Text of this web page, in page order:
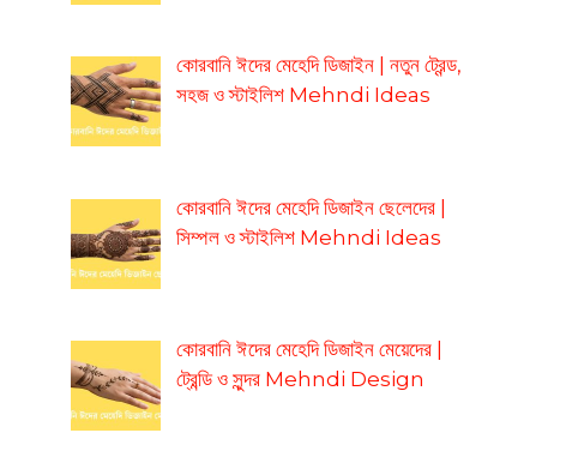
কোরবানি ঈদের মেহেদি ডিজাইন | নতুন ট্রেন্ড,
সহজ ও স্টাইলিশ Mehndi Ideas
কোরবানি ঈদের মেহেদি ডিজাইন ছেলেদের |
সিম্পল ও স্টাইলিশ Mehndi Ideas
কোরবানি ঈদের মেহেদি ডিজাইন মেয়েদের |
ট্রেন্ডি ও সুন্দর Mehndi Design